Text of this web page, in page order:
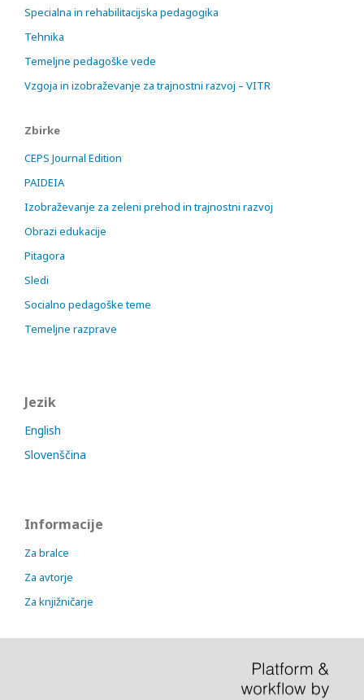
Specialna in rehabilitacijska pedagogika
Tehnika
Temeljne pedagoške vede
Vzgoja in izobraževanje za trajnostni razvoj – VITR
Zbirke
CEPS Journal Edition
PAIDEIA
Izobraževanje za zeleni prehod in trajnostni razvoj
Obrazi edukacije
Pitagora
Sledi
Socialno pedagoške teme
Temeljne razprave
Jezik
English
Slovenščina
Informacije
Za bralce
Za avtorje
Za knjižničarje